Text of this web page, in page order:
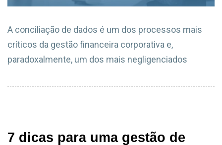
A conciliação de dados é um dos processos mais
críticos da gestão financeira corporativa e,
paradoxalmente, um dos mais negligenciados
7 dicas para uma gestão de